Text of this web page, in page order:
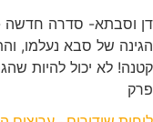
הגינה של סבא נעלמו,
קטנה! לא יכול להיות
פרק